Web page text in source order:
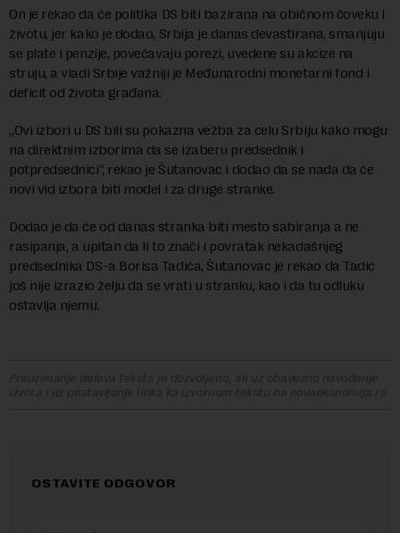
On je rekao da će politika DS biti bazirana na običnom čoveku i
životu, jer kako je dodao, Srbija je danas devastirana, smanjuju
se plate i penzije, povećavaju porezi, uvedene su akcize na
struju, a vladi Srbije važniji je Međunarodni monetarni fond i
deficit od života građana.
„Ovi izbori u DS bili su pokazna vežba za celu Srbiju kako mogu
na direktnim izborima da se izaberu predsednik i
potpredsednici“, rekao je Šutanovac i dodao da se nada da će
novi vid izbora biti model i za druge stranke.
Dodao je da će od danas stranka biti mesto sabiranja a ne
rasipanja, a upitan da li to znači i povratak nekadašnjeg
predsednika DS-a Borisa Tadića, Šutanovac je rekao da Tadić
još nije izrazio želju da se vrati u stranku, kao i da tu odluku
ostavlja njemu.
Preuzimanje delova teksta je dozvoljeno, ali uz obavezno navođenje
izvora i uz postavljanje linka ka izvornom tekstu na novaekonomija.rs
OSTAVITE ODGOVOR